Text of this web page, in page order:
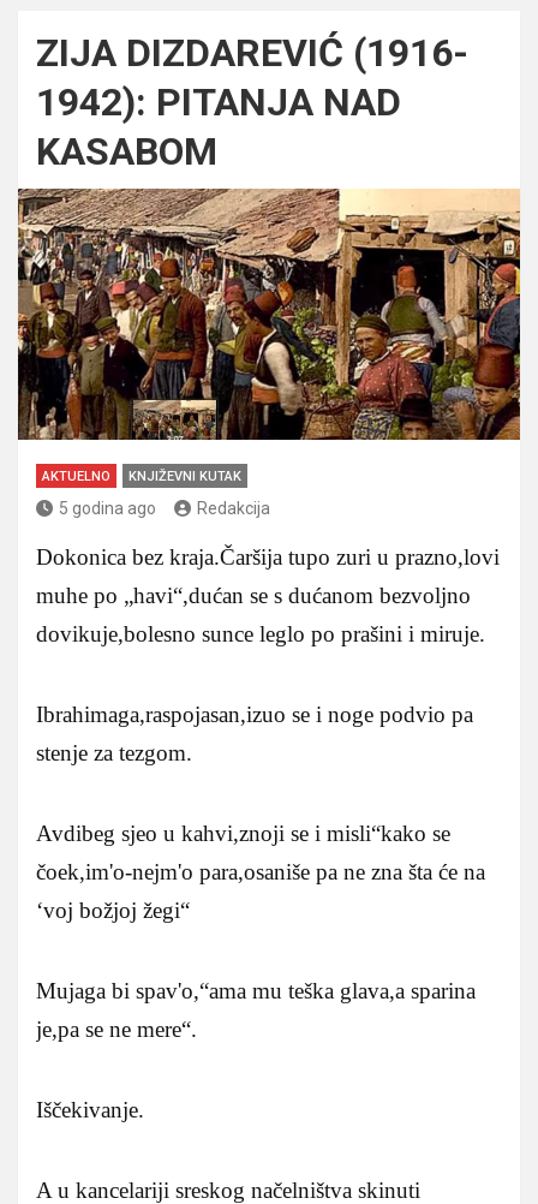
ZIJA DIZDAREVIĆ (1916-
1942): PITANJA NAD
KASABOM
AKTUELNO KNJIŽEVNI KUTAK
5 godina ago Redakcija
Dokonica bez kraja.Čaršija tupo zuri u prazno,lovi
muhe po „havi“,dućan se s dućanom bezvoljno
dovikuje,bolesno sunce leglo po prašini i miruje.
Ibrahimaga,raspojasan,izuo se i noge podvio pa
stenje za tezgom.
Avdibeg sjeo u kahvi,znoji se i misli“kako se
čoek,im'o-nejm'o para,osaniše pa ne zna šta će na
‘voj božjoj žegi“
Mujaga bi spav'o,“ama mu teška glava,a sparina
je,pa se ne mere“.
Iščekivanje.
A u kancelariji sreskog načelništva skinuti